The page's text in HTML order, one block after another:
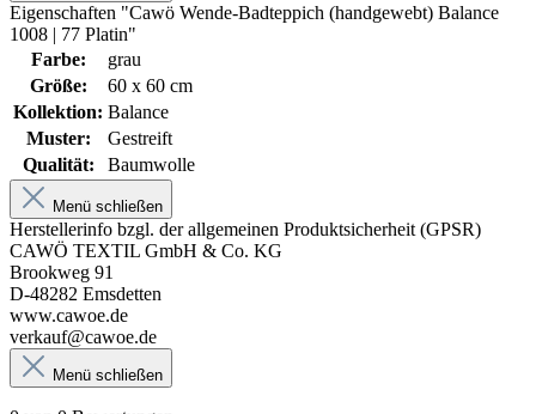
Eigenschaften "Cawö Wende-Badteppich (handgewebt) Balance
1008 | 77 Platin"
Farbe:
grau
Größe:
60 x 60 cm
Kollektion: Balance
Muster:
Gestreift
Qualität:
Baumwolle
Menü schließen
Herstellerinfo bzgl. der allgemeinen Produktsicherheit (GPSR)
CAWÖ TEXTIL GmbH & Co. KG
Brookweg 91
D-48282 Emsdetten
www.cawoe.de
verkauf@cawoe.de
Menü schließen